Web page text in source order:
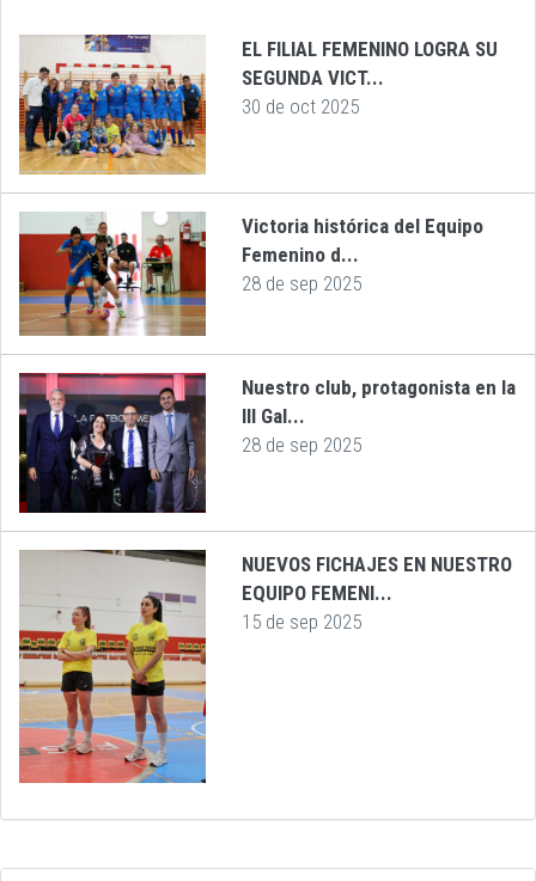
EL FILIAL FEMENINO LOGRA SU
SEGUNDA VICT...
30 de oct 2025
Victoria histórica del Equipo
Femenino d...
28 de sep 2025
Nuestro club, protagonista en la
III Gal...
28 de sep 2025
NUEVOS FICHAJES EN NUESTRO
EQUIPO FEMENI...
15 de sep 2025